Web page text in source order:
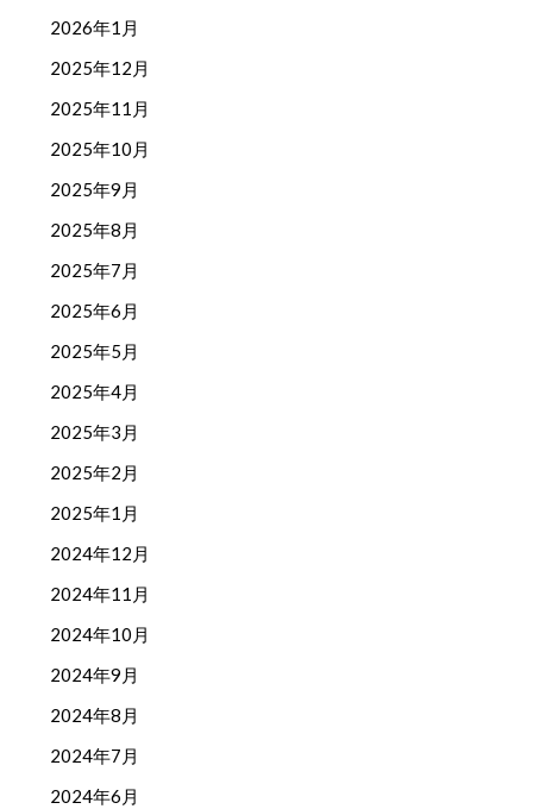
2026年1月
2025年12月
2025年11月
2025年10月
2025年9月
2025年8月
2025年7月
2025年6月
2025年5月
2025年4月
2025年3月
2025年2月
2025年1月
2024年12月
2024年11月
2024年10月
2024年9月
2024年8月
2024年7月
2024年6月